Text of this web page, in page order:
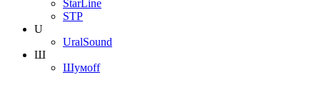
StarLine
STP
U
UralSound
Ш
Шумoff